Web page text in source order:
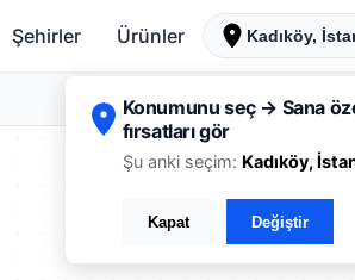
Şehirler Ürünler Kadıköy,
Konumunu seç → Sana
fırsatları gör
Şu anki seçim: Kadıköy,
Kapat Değiştir